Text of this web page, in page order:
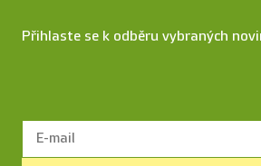
Přihlaste se k odběru vybraných